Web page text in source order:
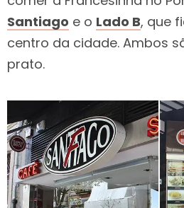
Santiago e o Lado B, que
centro da cidade. Ambos
prato.